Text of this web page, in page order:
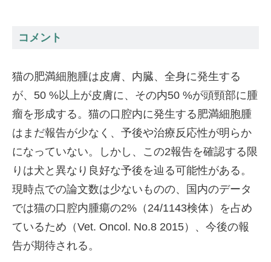
コメント
猫の肥満細胞腫は皮膚、内臓、全身に発生する
が、50 %以上が皮膚に、その内50 %が頭頸部に腫
瘤を形成する。猫の口腔内に発生する肥満細胞腫
はまだ報告が少なく、予後や治療反応性が明らか
になっていない。しかし、この2報告を確認する限
りは犬と異なり良好な予後を辿る可能性がある。
現時点での論文数は少ないものの、国内のデータ
では猫の口腔内腫瘍の2%（24/1143検体）を占め
ているため（Vet. Oncol. No.8 2015）、今後の報
告が期待される。